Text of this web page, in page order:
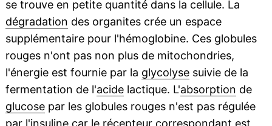
se trouve en petite quantité dans la cellule. La
dégradation des organites crée un espace
supplémentaire pour l'hémoglobine. Ces globules
rouges n'ont pas non plus de mitochondries,
l'énergie est fournie par la glycolysesuivie de la
fermentation de l'acidelactique. L'absorption de
glucosepar les globules rouges n'est pas régulée
par l'insulinecar le récepteurcorrespondant est